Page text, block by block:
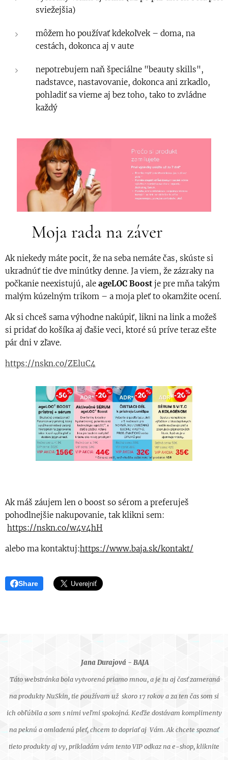
sviežejšia)
môžem ho používať kdekoľvek – doma, na
cestách, dokonca aj v aute
nepotrebujem naň špeciálne "beauty skills",
nadstavce, nastavovanie, dokonca ani zrkadlo,
pohladiť sa vieme aj bez toho, tako to zvládne
každý
🌟 Moja rada na záver
Ak niekedy máte pocit, že na seba nemáte čas, skúste si
ukradnúť tie dve minútky denne. Ja viem, že zázraky na
počkanie neexistujú, ale ageLOC Boost je pre mňa takým
malým kúzelným trikom – a moja pleť to okamžite ocení.
Ak si chceš sama výhodne nakúpiť, likni na link a možeš
si pridať do košíka aj ďašie veci, ktoré sú príve teraz ešte
pár dni v zľave.
https://nskn.co/ZEluC4
Ak máš záujem len o boost so sérom a preferuješ
pohodlnejšie nakupovanie, tak klikni sem:
https://nskn.co/w4v4hH
alebo ma kontaktuj:https://www.baja.sk/kontakt/
Share
Jana Durajová - BAJA
Táto webstránka bola vytvorená priamo mnou, a je tu aj časť zameraná
na produkty NuSkin, tie používam už skoro 17 rokov a za ten čas som si
ich obľúbila a som s nimi veľmi spokojná. Keďže dostávam komplimenty
na peknú a omladenú pleť, chcem to dopriať aj Vám. Ak chcete spoznať
tieto produkty aj vy, prikladám vám tento VIP odkaz na e-shop, kliknite